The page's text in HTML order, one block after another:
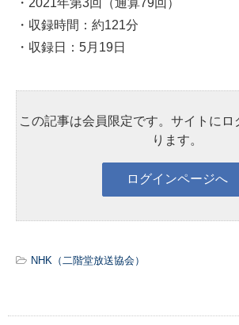
・2021年第3回（通算79回）
・収録時間：約121分
・収録日：5月19日
この記事は会員限定です。サイトにロ
ります。
NHK（二階堂放送協会）